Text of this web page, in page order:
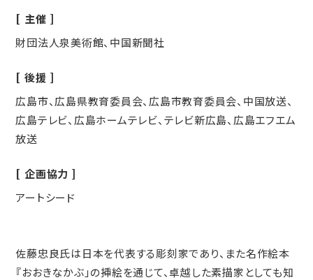
主催
財団法人泉美術館、中国新聞社
後援
広島市、広島県教育委員会、広島市教育委員会、中国放送、
広島テレビ、広島ホームテレビ、テレビ新広島、広島エフエム
放送
企画協力
アートシード
佐藤忠良氏は日本を代表する彫刻家であり、また名作絵本
『おおきなかぶ」の挿絵を通じて、卓越した素描家としても知